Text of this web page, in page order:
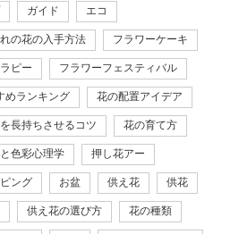
ガイド エコ
の花の入手方法 フラワーケーキ
ピー フラワーフェスティバル
めランキング 花の配置アイデア
長持ちさせるコツ 花の育て方
色彩心理学 押し花アー
ング お盆 供え花 供花
供え花の選び方 花の種類